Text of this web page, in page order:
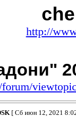
http://
[ Сб июн 12, 2021